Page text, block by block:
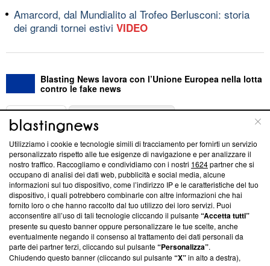
Amarcord, dal Mundialito al Trofeo Berlusconi: storia
dei grandi tornei estivi VIDEO
Blasting News lavora con l’Unione Europea nella lotta
contro le fake news
ABOUT
Questa sezione offre informazioni trasparenti su Blasting
News, sui nostri processi editoriali e su come ci impegniamo a
creare news di qualità. Inoltre, afferma la nostra aderenza a
‘Trust Project - News with Integrity’Blasting News non è
ancora membro del programma, ma ha richiesto di farne
parte; Trust Project non ha ancora effettuato una verifica di
conformità agli standard.
Su di noi
Utilizziamo i cookie e tecnologie simili di tracciamento per fornirti un servizio
personalizzato rispetto alle tue esigenze di navigazione e per analizzare il
nostro traffico. Raccogliamo e condividiamo con i nostri 1624partner che si
occupano di analisi dei dati web, pubblicità e social media, alcune
informazioni sul tuo dispositivo, come l’indirizzo IP e le caratteristiche del tuo
dispositivo, i quali potrebbero combinarle con altre informazioni che hai
fornito loro o che hanno raccolto dal tuo utilizzo dei loro servizi. Puoi
acconsentire all’uso di tali tecnologie cliccando il pulsante“Accetta tutti”
presente su questo banner oppure personalizzare le tue scelte, anche
eventualmente negando il consenso al trattamento dei dati personali da
parte dei partner terzi, cliccando sul pulsante“Personalizza”.
Chiudendo questo banner (cliccando sul pulsante“X”in alto a destra),